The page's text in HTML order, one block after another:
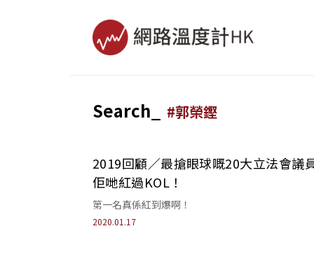
Search_ #郭榮鏗
2019回顧／最搶眼球嘅20大立法會議
佢哋紅過KOL！
第一名真係紅到爆啊！
2020.01.17